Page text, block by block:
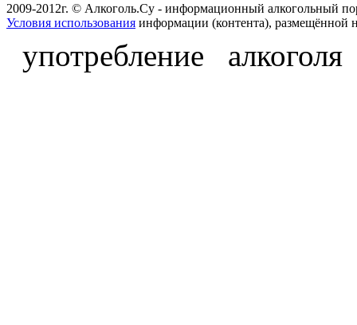
2009-2012г. © Алкоголь.Су - информационный алкогольный
Условия использования информации (контента), размещённой
употребление